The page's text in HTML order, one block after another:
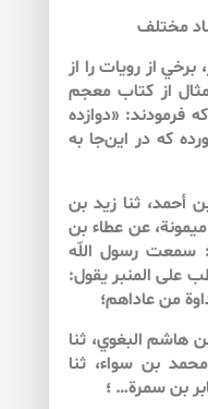
از رويات را از
از كتاب معجم
فرمودند: «دوازده
كه در اين‌جا به
أحمد، ثنا زيد بن
عن عطاء بن
سمعت رسول اللّه
على المنبر يقول:
من عاداهم؛
هاشم البغوي، ثنا
بن سواء، ثنا
بن سمرة… ؛